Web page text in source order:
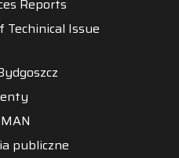
Reports
Techinical Issue
publiczne